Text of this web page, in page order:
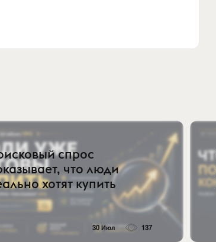
спрос
что люди
хотят купить
30 Июл 137